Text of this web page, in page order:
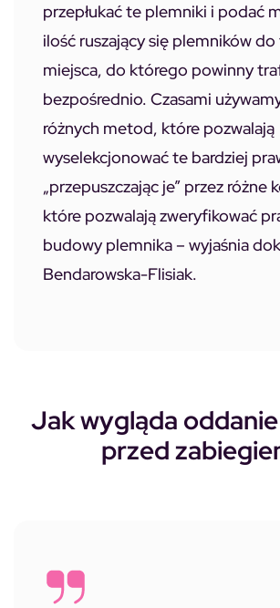
przepłukać te plemniki i podać
ilość ruszający się plemników
miejsca, do którego powinny
bezpośrednio. Czasami
różnych metod, które pozwalają
wyselekcjonować te bardziej
„przepuszczając je” przez różne
które pozwalają zweryfikować
budowy plemnika – wyjaśnia
Bendarowska-Flisiak.
Jak wygląda
przed